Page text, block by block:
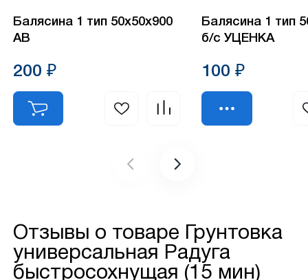
Балясина 1 тип 50х50х900
АВ
200 ₽
Балясина 1 тип
б/с УЦЕНКА
100 ₽
Отзывы о товаре
Грунтовка
универсальная Радуга
быстросохнущая (15 мин)